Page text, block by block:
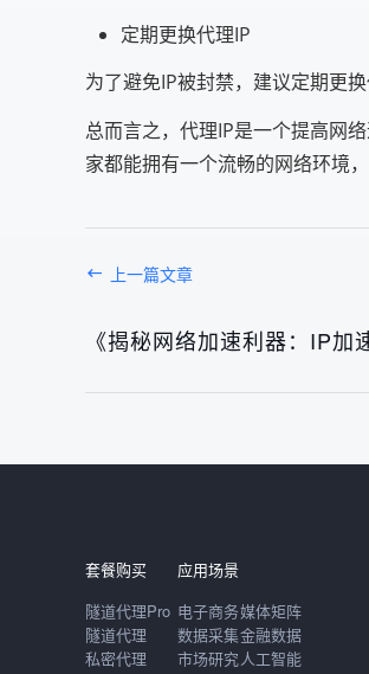
定期更换代理IP
为了避免IP被封禁，建议定期更
总而言之，代理IP是一个提高网
家都能拥有一个流畅的网络环境
上一篇文章
《揭秘网络加速利器：IP加
套餐购买
隧道代理Pro
隧道代理
私密代理
应用场景
电子商务
数据采集
市场研究
媒体矩阵
金融数据
人工智能